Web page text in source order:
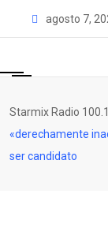
agosto 7,
Starmix Radio
«derechamente
ser candidato